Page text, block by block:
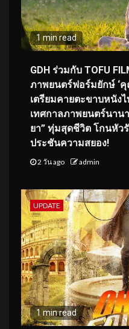
1 min read
GDH ร่วมกับ TOFU
ภาพยนตร์ฟอร์มยักษ์ ‘คุ
เตรียมคายตะขาบหนัง
เทศกาลภาพยนตร์นาน
ยา” ทุ่มสุดชีวิต โกนหั
ประชันความสยอง!
2 วัน ago admin
UPDATE
1 min read